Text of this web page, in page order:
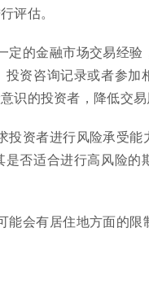
评估。
定的金融市场交易经
资咨询记录或者参加
识的投资者，降低交易
资者进行风险承受能
否适合进行高风险的
会有居住地方面的限